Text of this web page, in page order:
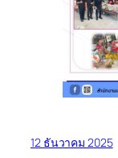
12 ธันวาคม 2025